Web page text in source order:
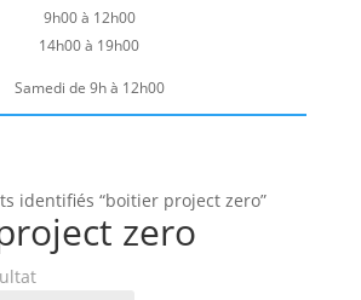
9h00 à 12h00
14h00 à 19h00
Samedi de 9h à 12h00
identifiés “boitier project zero”
zero